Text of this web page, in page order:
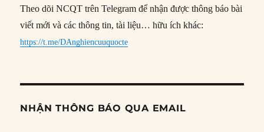
Theo dõi NCQT trên Telegram để nhận được thông báo bài
viết mới và các thông tin, tài liệu… hữu ích khác:
https://t.me/DAnghiencuuquocte
NHẬN THÔNG BÁO QUA EMAIL